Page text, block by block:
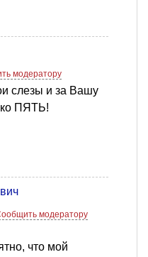
модератору
слезы и за Вашу
ПЯТЬ!
модератору
что мой